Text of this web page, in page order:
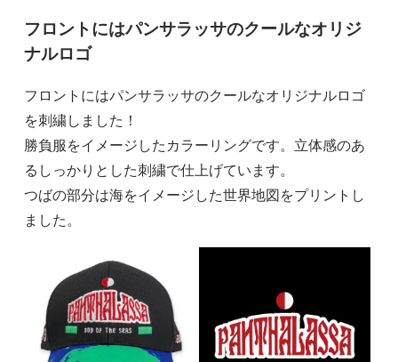
フロントにはパンサラッサのクールなオリジ
ナルロゴ
フロントにはパンサラッサのクールなオリジナルロゴ
を刺繍しました！
勝負服をイメージしたカラーリングです。立体感のあ
るしっかりとした刺繍で仕上げています。
つばの部分は海をイメージした世界地図をプリントし
ました。